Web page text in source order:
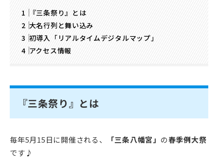
『三条祭り』とは
大名行列と舞い込み
初導入「リアルタイムデジタルマップ」
アクセス情報
『三条祭り』とは
毎年5月15日に開催される、 「三条八幡宮」 の春季例大祭
です♪